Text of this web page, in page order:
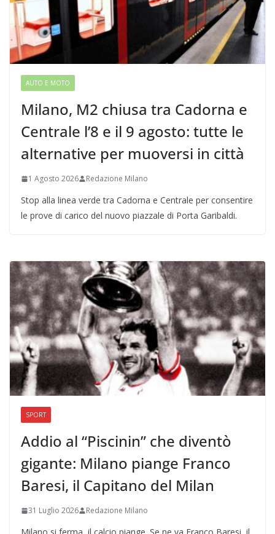
AUTO E MOTO
Milano, M2 chiusa tra Cadorna e
Centrale l’8 e il 9 agosto: tutte le
alternative per muoversi in città
1 Agosto 2026 Redazione Milano
Stop alla linea verde tra Cadorna e Centrale per consentire
le prove di carico del nuovo piazzale di Porta Garibaldi.
SPORT
Addio al “Piscinin” che diventò
gigante: Milano piange Franco
Baresi, il Capitano del Milan
31 Luglio 2026 Redazione Milano